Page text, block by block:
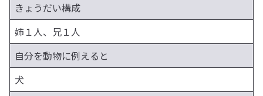
きょうだい構成
姉１人、兄１人
自分を動物に例えると
犬